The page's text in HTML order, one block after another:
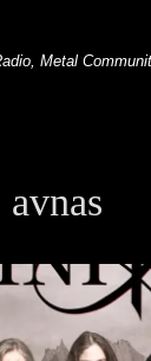
Metal
avnas